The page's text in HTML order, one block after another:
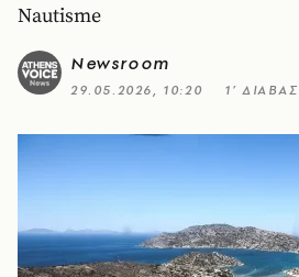
Nautisme
Newsroom
29.05.2026, 10:20 1’